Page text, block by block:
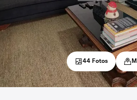
44 Fotos